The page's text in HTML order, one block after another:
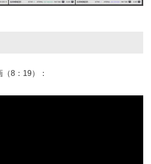
8：19）：